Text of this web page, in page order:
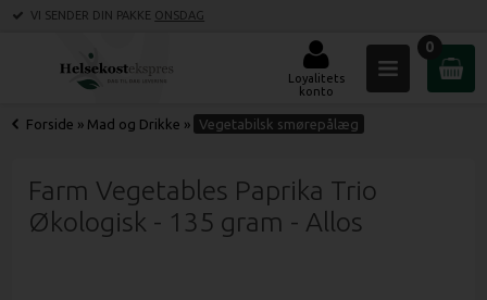
VI SENDER DIN PAKKE ONSDAG
0
Loyalitets
konto
Forside » Mad og Drikke » Vegetabilsk smørepålæg
Farm Vegetables Paprika Trio
Økologisk - 135 gram - Allos